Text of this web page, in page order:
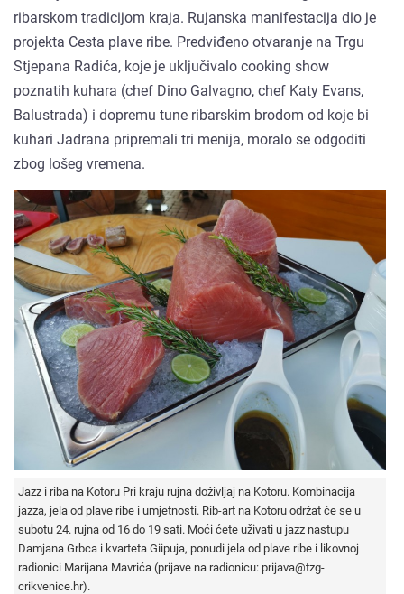
ribarskom tradicijom kraja. Rujanska manifestacija dio je
projekta Cesta plave ribe. Predviđeno otvaranje na Trgu
Stjepana Radića, koje je uključivalo cooking show
poznatih kuhara (chef Dino Galvagno, chef Katy Evans,
Balustrada) i dopremu tune ribarskim brodom od koje bi
kuhari Jadrana pripremali tri menija, moralo se odgoditi
zbog lošeg vremena.
Jazz i riba na Kotoru Pri kraju rujna doživljaj na Kotoru. Kombinacija
jazza, jela od plave ribe i umjetnosti. Rib-art na Kotoru održat će se u
subotu 24. rujna od 16 do 19 sati. Moći ćete uživati u jazz nastupu
Damjana Grbca i kvarteta Giipuja, ponudi jela od plave ribe i likovnoj
radionici Marijana Mavrića (prijave na radionicu: prijava@tzg-
crikvenice.hr).